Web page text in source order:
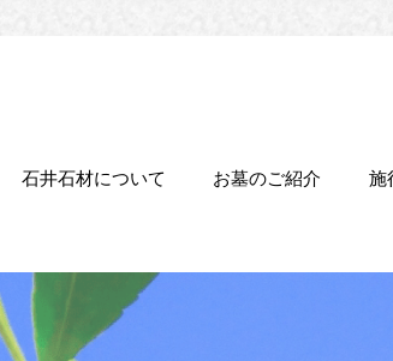
石井石材について お墓のご紹介 施